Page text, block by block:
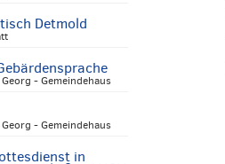
Detmold
- Gemeindehaus
- Gemeindehaus
in